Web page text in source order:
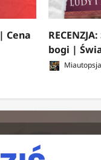
Cena
bogi |
Miautopsja